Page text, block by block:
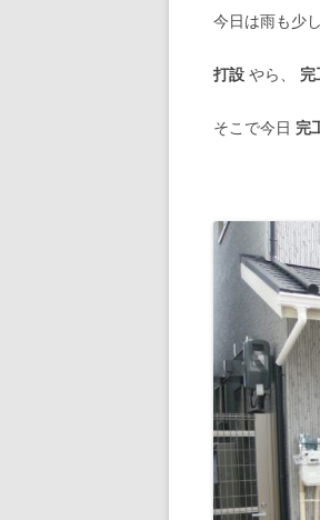
今日は雨も少
打設 やら、 完
そこで今日 完